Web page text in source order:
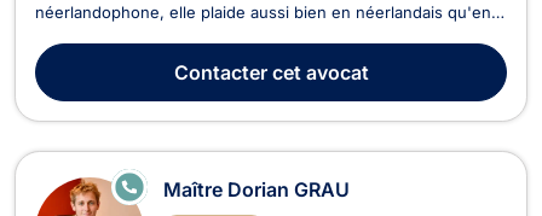
néerlandophone, elle plaide aussi bien en néerlandais qu'en
voisinage, en droit de la circulation routière, en droit des
étrangers et en droit de la consommation. Maî...
Contactercet avocat
Maître Dorian GRAU
E
N